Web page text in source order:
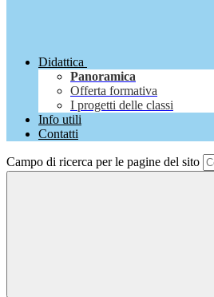
Didattica
Panoramica
Offerta formativa
I progetti delle classi
Info utili
Contatti
Campo di ricerca per le pagine del sito